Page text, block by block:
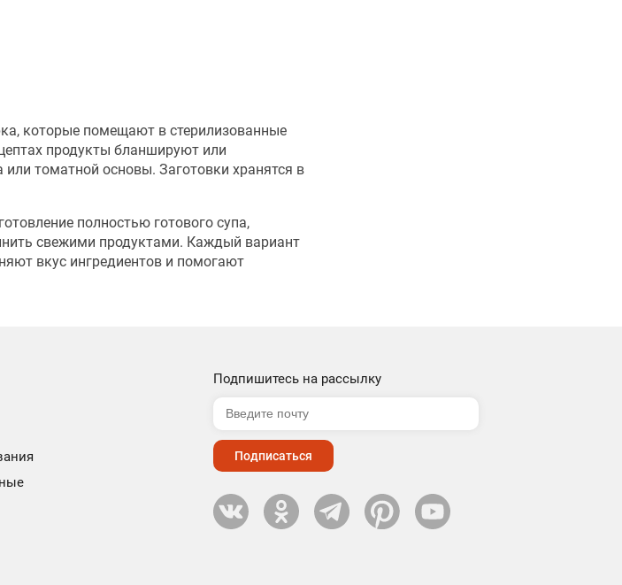
которые помещают в стерилизованные
продукты бланшируют или
томатной основы. Заготовки хранятся в
полностью готового супа,
свежими продуктами. Каждый вариант
вкус ингредиентов и помогают
Подпишитесь на рассылку
Подписаться